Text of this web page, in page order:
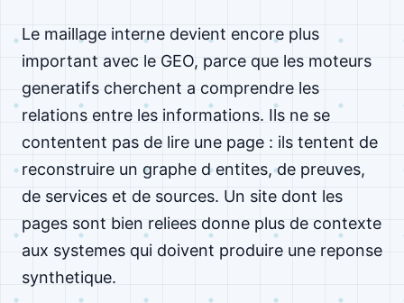
Le maillage interne devient encore plus
important avec le GEO, parce que les moteurs
generatifs cherchent a comprendre les
relations entre les informations. Ils ne se
contentent pas de lire une page : ils tentent de
reconstruire un graphe d entites, de preuves,
de services et de sources. Un site dont les
pages sont bien reliees donne plus de contexte
aux systemes qui doivent produire une reponse
synthetique.